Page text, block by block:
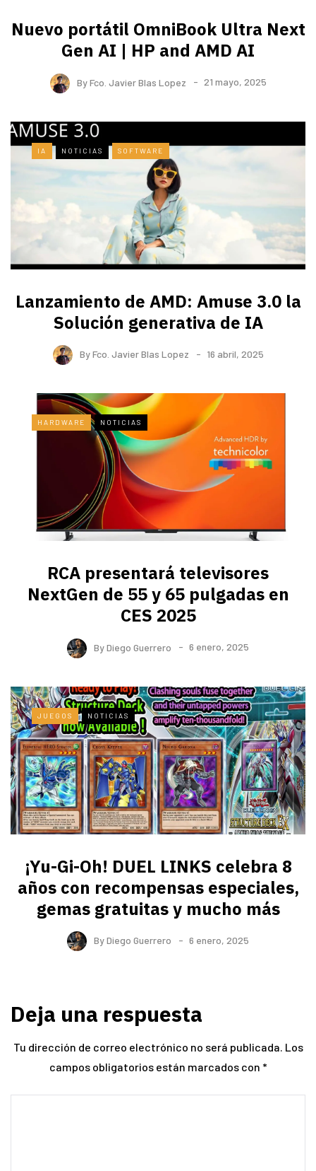
Nuevo portátil OmniBook Ultra ​Next
Gen AI | HP and AMD AI
ByFco. Javier Blas Lopez 21 mayo, 2025
IA NOTICIAS SOFTWARE
Lanzamiento de AMD: Amuse 3.0 la
Solución generativa de IA
ByFco. Javier Blas Lopez 16 abril, 2025
HARDWARE NOTICIAS
RCA presentará televisores
NextGen de 55 y 65 pulgadas en
CES 2025
ByDiego Guerrero 6 enero, 2025
JUEGOS NOTICIAS
¡Yu-Gi-Oh! DUEL LINKS celebra 8
años con recompensas especiales,
gemas gratuitas y mucho más
ByDiego Guerrero 6 enero, 2025
Deja una respuesta
Tu dirección de correo electrónico no será publicada. Los
campos obligatorios están marcados con *